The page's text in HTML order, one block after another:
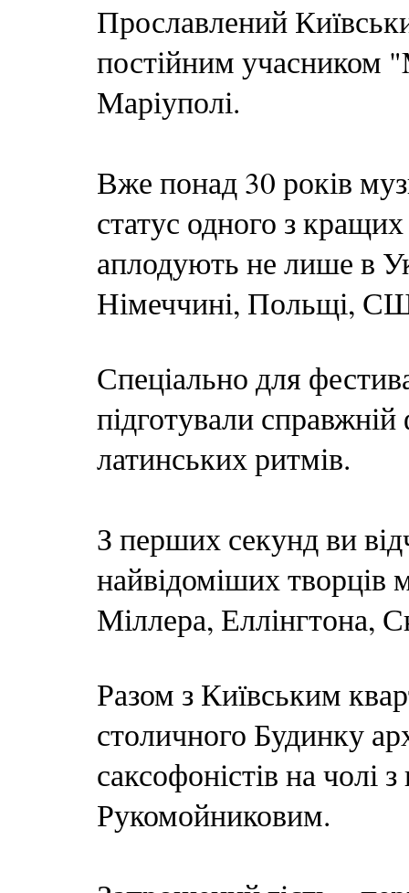
Прославлений
постійним учасником
Маріуполі.
Вже понад 30 років
статус одного з
аплодують не лише в
Німеччині, Польщі,
Спеціально для
підготували
латинських ритмів.
З перших секунд ви
найвідоміших творців
Міллера, Еллінгтона,
Разом з Київським
столичного Будинку
саксофоністів на чолі
Рукомойниковим.